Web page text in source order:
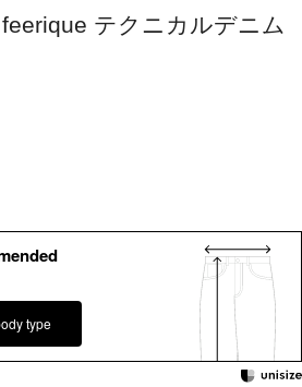
feerique テクニカルデニム
type